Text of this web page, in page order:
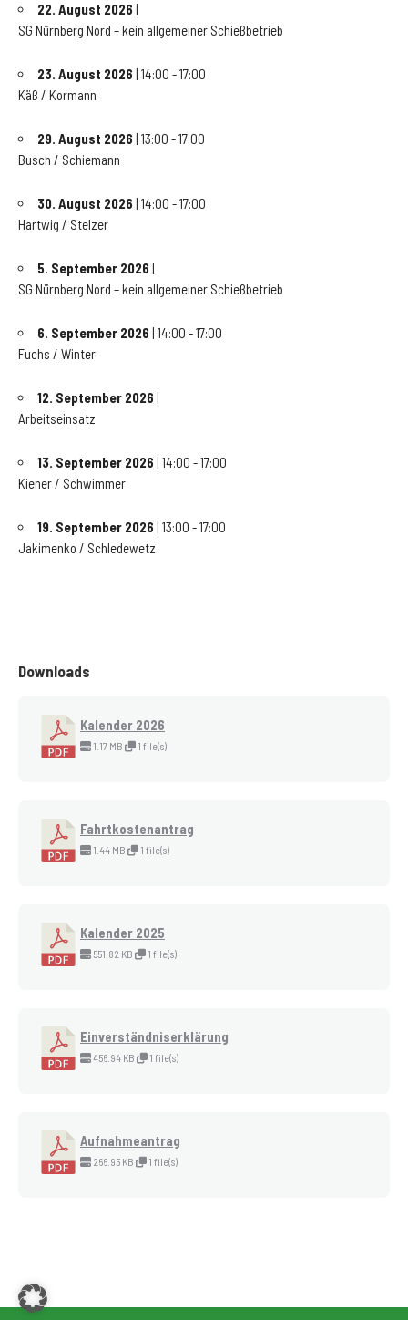
22. August 2026 |
SG Nürnberg Nord – kein allgemeiner Schießbetrieb
23. August 2026 | 14:00 - 17:00
Käß / Kormann
29. August 2026 | 13:00 - 17:00
Busch / Schiemann
30. August 2026 | 14:00 - 17:00
Hartwig / Stelzer
5. September 2026 |
SG Nürnberg Nord – kein allgemeiner Schießbetrieb
6. September 2026 | 14:00 - 17:00
Fuchs / Winter
12. September 2026 |
Arbeitseinsatz
13. September 2026 | 14:00 - 17:00
Kiener / Schwimmer
19. September 2026 | 13:00 - 17:00
Jakimenko / Schledewetz
Downloads
Kalender 2026
1.17 MB 1 file(s)
Fahrtkostenantrag
1.44 MB 1 file(s)
Kalender 2025
551.82 KB 1 file(s)
Einverständniserklärung
456.94 KB 1 file(s)
Aufnahmeantrag
266.95 KB 1 file(s)